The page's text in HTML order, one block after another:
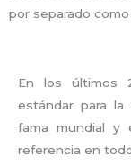
por separado
En los últimos
estándar para la
fama mundial y
referencia en